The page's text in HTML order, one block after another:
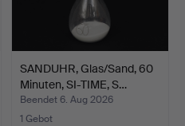
SANDUHR, Glas/Sand, 60
Minuten, SI-TIME, S…
Beendet 6. Aug 2026
1 Gebot